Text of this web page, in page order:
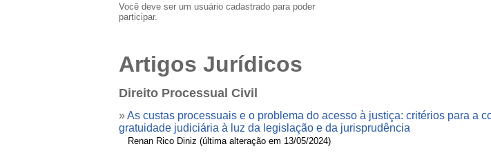
Você deve ser um usuário cadastrado para poder
participar.
Artigos Jurídicos
Direito Processual Civil
»As custas processuais e o problema do acesso à justiça: critérios para a
gratuidade judiciária à luz da legislação e da jurisprudência
Renan Rico Diniz (última alteração em 13/05/2024)